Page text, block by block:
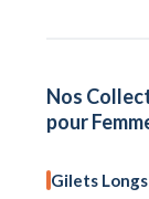
Nos
pour
Gilets